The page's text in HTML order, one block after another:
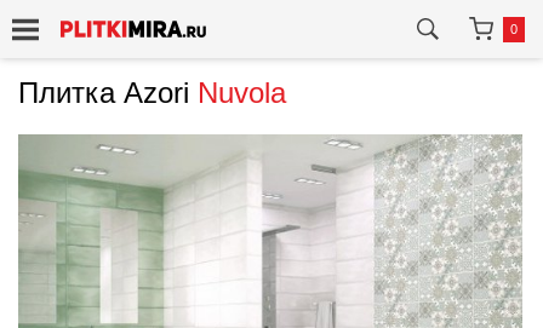
0
Плитка Azori Nuvola